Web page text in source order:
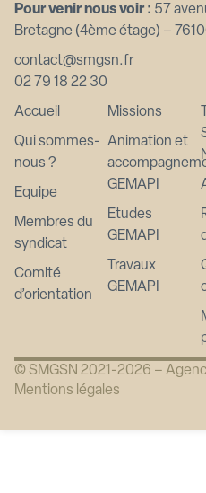
Pour venir nous voir : 57
Bretagne (4ème étage) –
contact@smgsn.fr
02 79 18 22 30
Accueil
Qui sommes-
nous ?
Equipe
Membres du
syndicat
Comité
d’orientation
Missions
Animation et
GEMAPI
Etudes
GEMAPI
Travaux
GEMAPI
© SMGSN 2021-2026 –
Mentions légales